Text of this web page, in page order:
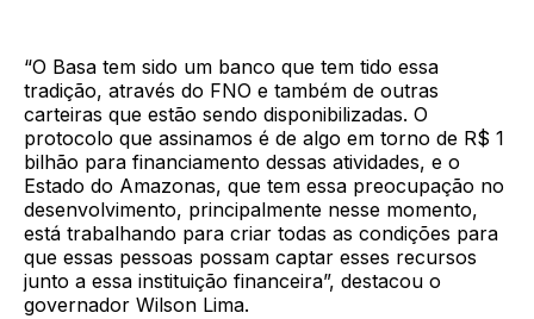
“O Basa tem sido um banco que tem tido essa
tradição, através do FNO e também de outras
carteiras que estão sendo disponibilizadas. O
protocolo que assinamos é de algo em torno de R$ 1
bilhão para financiamento dessas atividades, e o
Estado do Amazonas, que tem essa preocupação no
desenvolvimento, principalmente nesse momento,
está trabalhando para criar todas as condições para
que essas pessoas possam captar esses recursos
junto a essa instituição financeira”, destacou o
governador Wilson Lima.